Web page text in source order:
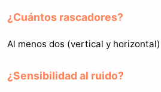
¿Cuántos rascadores?
Al menos dos (vertical y
¿Sensibilidad al ruido?